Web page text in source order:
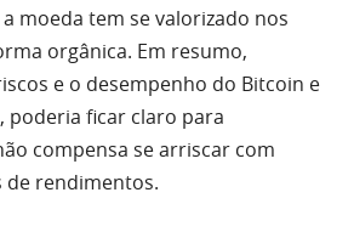
moeda tem se valorizado nos
orgânica. Em resumo,
e o desempenho do Bitcoin e
poderia ficar claro para
compensa se arriscar com
de rendimentos.